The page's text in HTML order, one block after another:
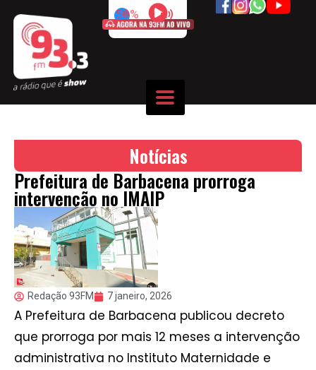
50%
Notícias
Prefeitura de Barbacena prorroga
intervenção no IMAIP
Redação 93FM 7 janeiro, 2026
A Prefeitura de Barbacena publicou decreto
que prorroga por mais 12 meses a intervenção
administrativa no Instituto Maternidade e